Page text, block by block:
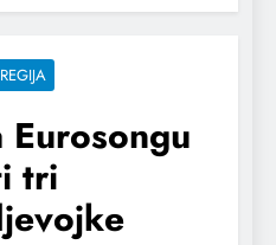
REGIJA
tri